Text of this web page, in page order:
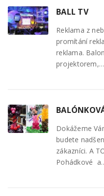
BALL TV
Reklama z
promítání
reklama.
projektorem,…
Dokážeme
budete
zákazníci. A
Pohádkové